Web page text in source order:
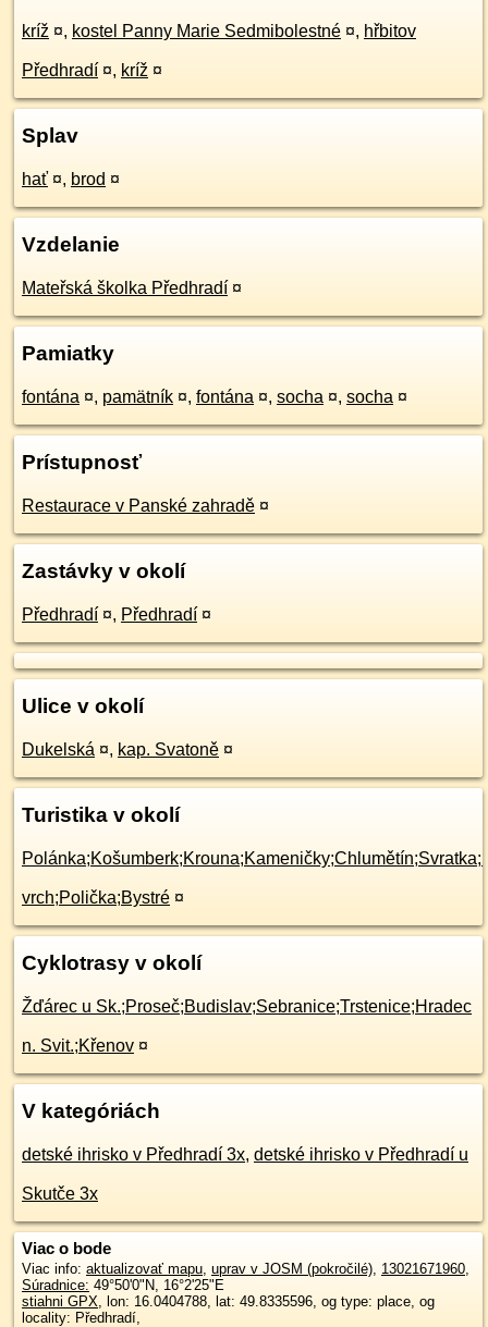
kríž ¤, kostel Panny Marie Sedmibolestné ¤, hřbitov
Předhradí ¤, kríž ¤
Splav
hať ¤, brod ¤
Vzdelanie
Mateřská školka Předhradí ¤
Pamiatky
fontána ¤, pamätník ¤, fontána ¤, socha ¤, socha ¤
Prístupnosť
Restaurace v Panské zahradě ¤
Zastávky v okolí
Předhradí ¤, Předhradí ¤
Ulice v okolí
Dukelská ¤, kap. Svatoně ¤
Turistika v okolí
vrch;Polička;Bystré ¤
Cyklotrasy v okolí
Žďárec u Sk.;Proseč;Budislav;Sebranice;Trstenice;Hradec
n. Svit.;Křenov ¤
V kategóriách
detské ihrisko v Předhradí 3x, detské ihrisko v Předhradí u
Skutče 3x
Viac o bode
Viac info: aktualizovať mapu, uprav v JOSM (pokročilé), 13021671960,
Súradnice: 49°50'0"N, 16°2'25"E
stiahni GPX, lon: 16.0404788, lat: 49.8335596, og type: place, og
locality: Předhradí,